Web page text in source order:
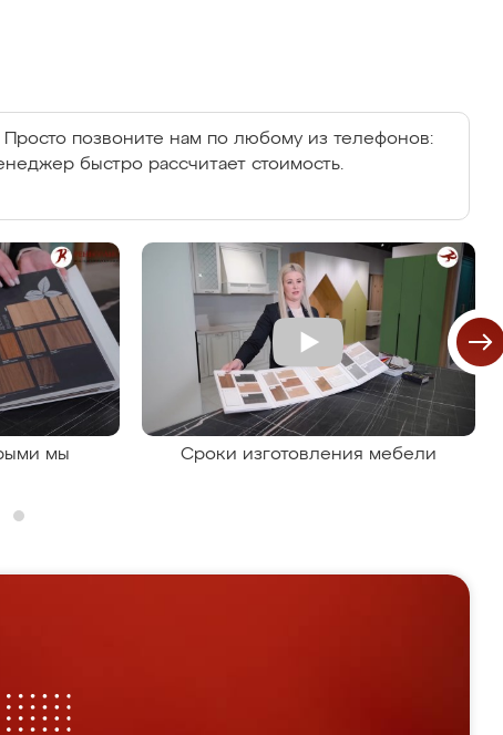
позвоните нам по любому из телефонов:
быстро рассчитает стоимость.
мы
Сроки изготовления мебели